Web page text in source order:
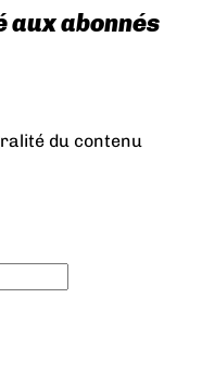
aux abonnés
du contenu